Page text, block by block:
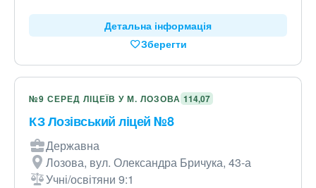
Детальна інформація
Зберегти
№9 СЕРЕД ЛІЦЕЇВ У М. ЛОЗОВА 114,07
КЗ Лозівський ліцей №8
Державна
Лозова, вул. Олександра Бричука, 43-а
Учні/освітяни 9:1